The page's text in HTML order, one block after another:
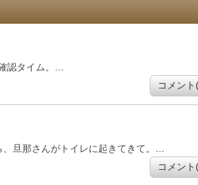
認タイム。…
コメント
旦那さんがトイレに起きてきて。…
コメント